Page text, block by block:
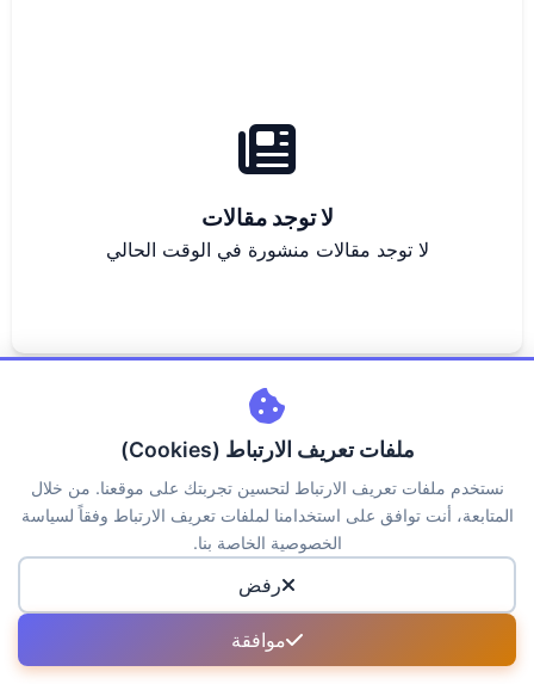
لا توجد مقالات
لا توجد مقالات منشورة في الوقت الحالي
اتصل بنا من نحن سياسة الخصوصية
الكوكيز
حقوق الملكية
الاسئلة الشائعة
جميع الحقوق محفوظة لمنصة جــواب © 2026
ملفات تعريف الارتباط (Cookies)
نستخدم ملفات تعريف الارتباط لتحسين تجربتك على موقعنا. من خلال
المتابعة، أنت توافق على استخدامنا لملفات تعريف الارتباط وفقاً لسياسة
الخصوصية الخاصة بنا.
رفض
موافقة